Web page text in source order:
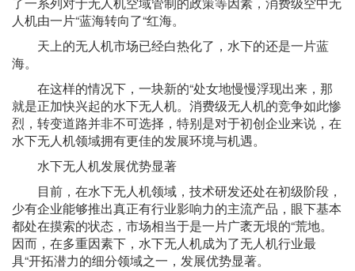
人机由一片“蓝海转向了“红海。
天上的无人机市场已经白热化了，水下的还是一片蓝
海。
在这样的情况下，一块新的“处女地慢慢浮现出来，那
就是正加快兴起的水下无人机。消费级无人机的竞争如此惨
烈，转变道路并非不可选择，特别是对于初创企业来说，在
水下无人机领域拥有更佳的发展环境与机遇。
水下无人机发展优势显著
目前，在水下无人机领域，技术研发还处在初级阶段，
少有企业能够推出真正有行业影响力的主流产品，眼下基本
都处在摸索的状态，市场相当于是一片广袤无垠的“荒地。
因而，在多重因素下，水下无人机成为了无人机行业最
具“开拓潜力的细分领域之一，发展优势显著。